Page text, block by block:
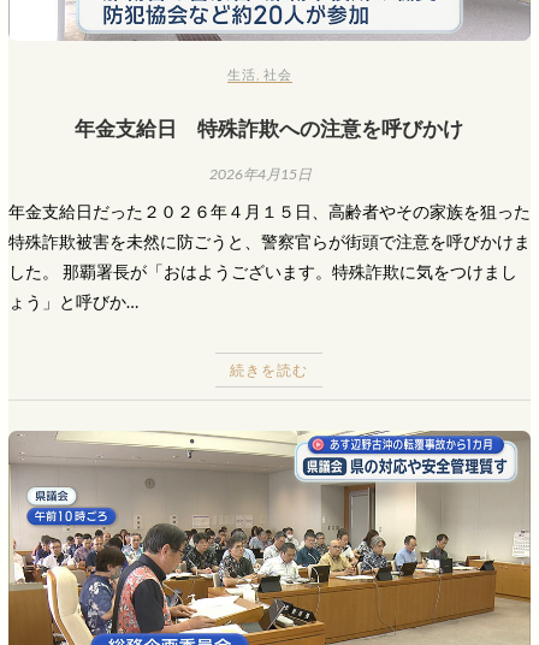
生活 ,社会
年金支給日 特殊詐欺への注意を呼びかけ
2026年4月15日
年金支給日だった２０２６年４月１５日、高齢者やその家族を狙った
特殊詐欺被害を未然に防ごうと、警察官らが街頭で注意を呼びかけま
した。 那覇署長が「おはようございます。特殊詐欺に気をつけまし
ょう」と呼びか…
続きを読む